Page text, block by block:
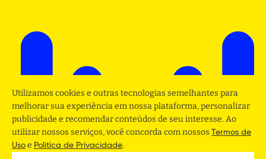
Utilizamos cookies e outras tecnologias semelhantes para
melhorar sua experiência em nossa plataforma, personalizar
publicidade e recomendar conteúdos de seu interesse. Ao
utilizar nossos serviços, você concorda com nossos Termos de
Uso e Politica de Privacidade.